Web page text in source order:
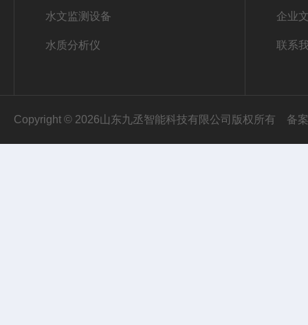
水文监测设备
水质分析仪
企业
联系
Copyright © 2026山东九丞智能科技有限公司版权所有 备